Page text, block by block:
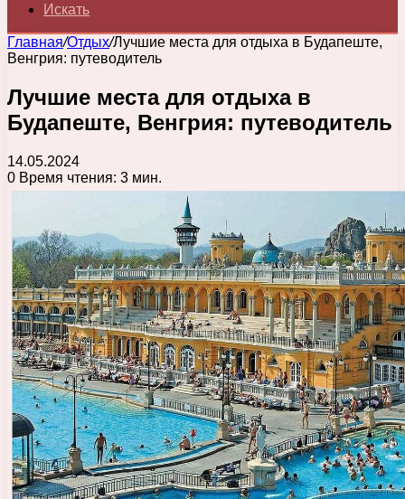
Искать
Главная/Отдых/Лучшие места для отдыха в Будапеште,
Венгрия: путеводитель
Лучшие места для отдыха в
Будапеште, Венгрия: путеводитель
14.05.2024
0 Время чтения: 3 мин.